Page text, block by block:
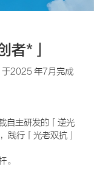
者*」
于2025 年7月完成
自主研发的「逆光
践行「光老双抗」
。